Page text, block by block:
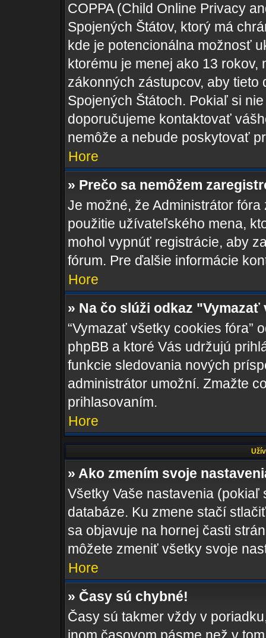
COPPA (Child Online Privacy
Spojených Štátov, ktorý má
kde je potencionálna možnosť
ktorému je menej ako 13
zákonných zástupcov, aby tieto
Spojených Štátoch. Pokiaľ si
doporučujeme kontaktovať
nemôže a nebude poskytovať
Hore
» Prečo sa nemôžem
Je možné, že Administrátor
použitie užívateľského mena,
mohol vypnúť registrácie, aby
fórum. Pre ďalšie informácie
Hore
» Na čo slúži odkaz
“Vymazať všetky cookies fóra”
phpBB a ktoré Vás udržujú
funkcie sledovania nových
administrátor umožní. Zmažte
prihlasovaním.
Hore
» Ako zmením svoje
Všetky Vaše nastavenia
databáze. Ku zmene stačí
sa objavuje na hornej časti
môžete zmeniť všetky svoje
Hore
» Časy sú chybné!
Časy sú takmer vždy v